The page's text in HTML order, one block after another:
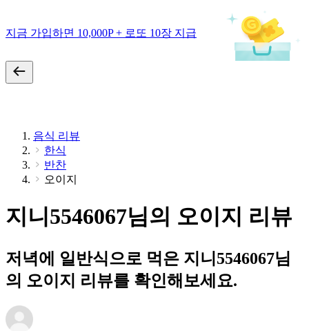
지금 가입하면 10,000P + 로또 10장 지급
음식 리뷰
한식
반찬
오이지
지니5546067님의 오이지 리뷰
저녁에 일반식으로 먹은 지니5546067님
의 오이지 리뷰를 확인해보세요.